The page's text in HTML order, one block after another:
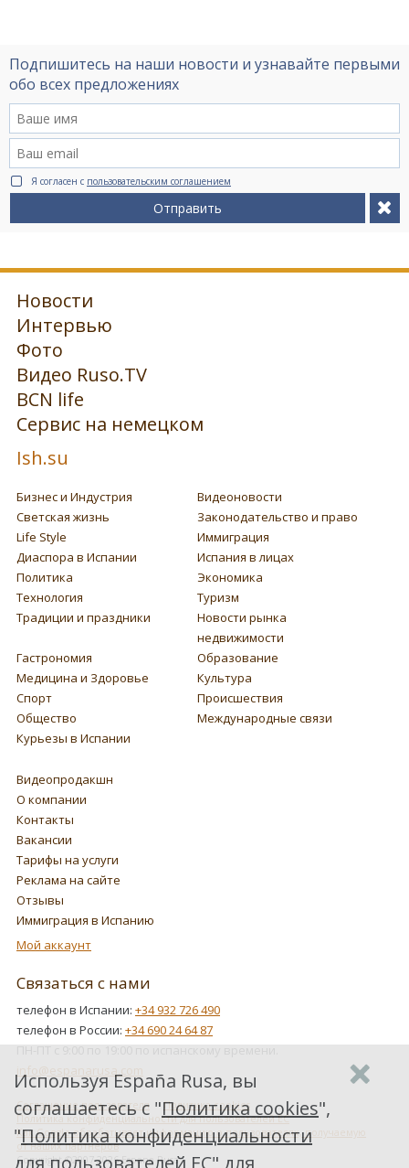
Подпишитесь на наши новости и узнавайте первыми
обо всех предложениях
Я согласен с пользовательским соглашением
Отправить
Новости
Интервью
Фото
Видео Ruso.TV
BCN life
Сервис на немецком
Ish.su
Бизнес и Индустрия
Видеоновости
Светская жизнь
Законодательство и право
Life Style
Иммиграция
Диаспора в Испании
Испания в лицах
Политика
Экономика
Технология
Туризм
Традиции и праздники
Новости рынка
недвижимости
Гастрономия
Образование
Медицина и Здоровье
Культура
Спорт
Происшествия
Общество
Международные связи
Курьезы в Испании
Видеопродакшн
О компании
Контакты
Вакансии
Тарифы на услуги
Реклама на сайте
Отзывы
Иммиграция в Испанию
Мой аккаунт
Связаться с нами
телефон в Испании: +34 932 726 490
телефон в России: +34 690 24 64 87
ПН-ПТ с 9:00 по 19:00 по испанскому времени.
info@espanarusa.com
Соглашение пользователя
Политика cookies
Политика конфиденциальности для пользователей ЕС
Как Google обрабатывает информацию о пользователях, получаемую
от наших партнеров
Copyright ©2007-2026 Espana Rusa
Используя España Rusa, вы
соглашаетесь с "Политика cookies",
"Политика конфиденциальности
для пользователей ЕС" для